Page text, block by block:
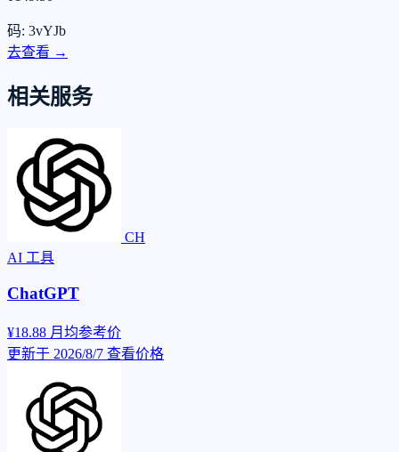
码: 3vYJb
去查看 →
相关服务
CH
AI 工具
ChatGPT
¥18.88 月均参考价
更新于 2026/8/7 查看价格